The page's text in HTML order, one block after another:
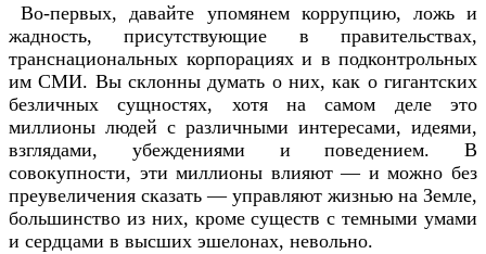
Во-первых, давайте упомянем коррупцию, ложь и
жадность, присутствующие в правительствах,
транснациональных корпорациях и в подконтрольных
им СМИ. Вы склонны думать о них, как о гигантских
безличных сущностях, хотя на самом деле это
миллионы людей с различными интересами, идеями,
взглядами, убеждениями и поведением. В
совокупности, эти миллионы влияют — и можно без
преувеличения сказать — управляют жизнью на Земле,
большинство из них, кроме существ с темными умами
и сердцами в высших эшелонах, невольно.